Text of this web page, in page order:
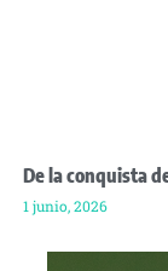
De la conquista
1 junio, 2026